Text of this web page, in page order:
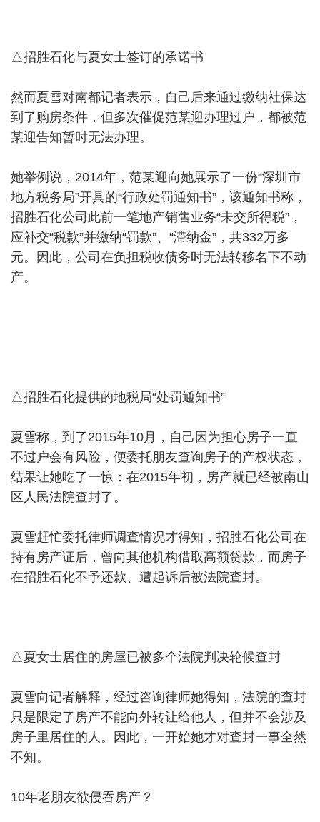
△招胜石化与夏女士签订的承诺书
然而夏雪对南都记者表示，自己后来通过缴纳社保达
到了购房条件，但多次催促范某迎办理过户，都被范
某迎告知暂时无法办理。
她举例说，2014年，范某迎向她展示了一份“深圳市
地方税务局”开具的“行政处罚通知书”，该通知书称，
招胜石化公司此前一笔地产销售业务“未交所得税”，
应补交“税款”并缴纳“罚款”、“滞纳金”，共332万多
元。因此，公司在负担税收债务时无法转移名下不动
产。
△招胜石化提供的地税局“处罚通知书”
夏雪称，到了2015年10月，自己因为担心房子一直
不过户会有风险，便委托朋友查询房子的产权状态，
结果让她吃了一惊：在2015年初，房产就已经被南山
区人民法院查封了。
夏雪赶忙委托律师调查情况才得知，招胜石化公司在
持有房产证后，曾向其他机构借取高额贷款，而房子
在招胜石化不予还款、遭起诉后被法院查封。
△夏女士居住的房屋已被多个法院判决轮候查封
夏雪向记者解释，经过咨询律师她得知，法院的查封
只是限定了房产不能向外转让给他人，但并不会涉及
房子里居住的人。因此，一开始她才对查封一事全然
不知。
10年老朋友欲侵吞房产？